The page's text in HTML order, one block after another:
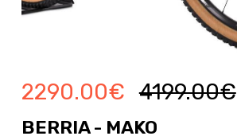
2290.00€ 4199.00€
BERRIA - MAKO